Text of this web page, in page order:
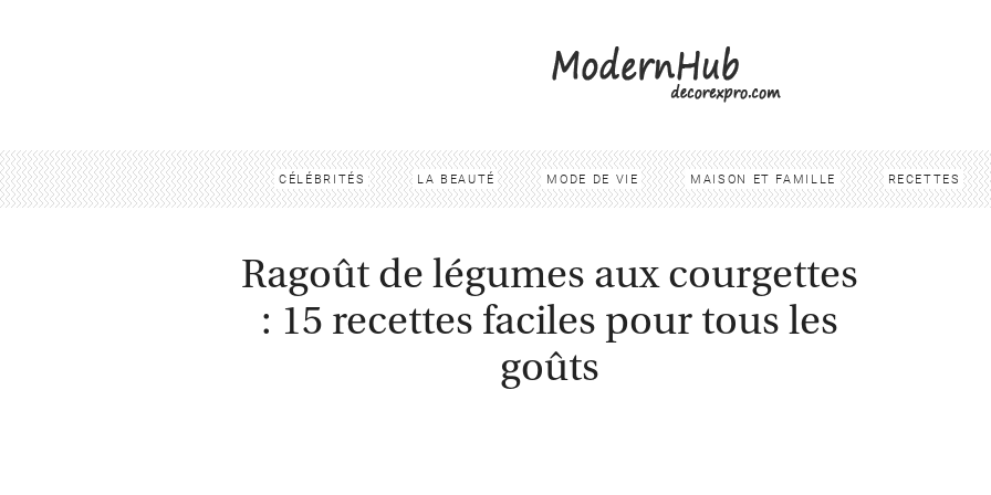
CÉLÉBRITÉS LA BEAUTÉ MODE DE VIE MAISON ET FAMILLE RECETTES
Ragoût de légumes aux courgettes
: 15 recettes faciles pour tous les
goûts